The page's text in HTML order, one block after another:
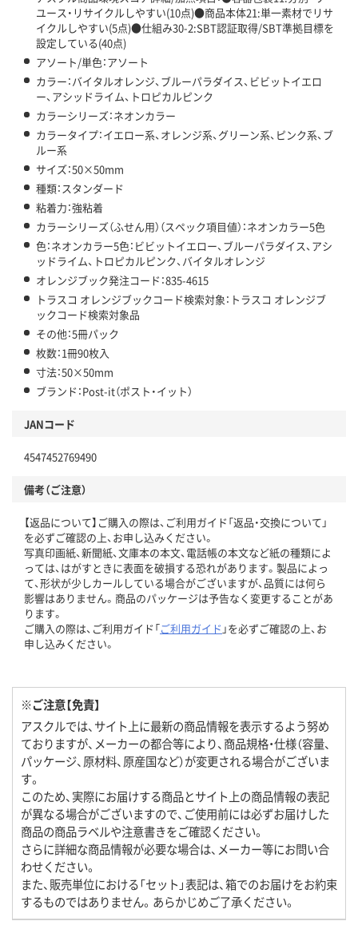
ユース・リサイクルしやすい(10点)●商品本体21:単一素材でリサ
イクルしやすい(5点)●仕組み30-2:SBT認証取得/SBT準拠目標を
設定している(40点)
アソート/単色：アソート
カラー：バイタルオレンジ、ブルーパラダイス、ビビットイエロ
ー、アシッドライム、トロピカルピンク
カラーシリーズ：ネオンカラー
カラータイプ：イエロー系、オレンジ系、グリーン系、ピンク系、ブ
ルー系
サイズ：50×50mm
種類：スタンダード
粘着力：強粘着
カラーシリーズ（ふせん用）（スペック項目値）：ネオンカラー5色
色：ネオンカラー5色：ビビットイエロー、ブルーパラダイス、アシ
ッドライム、トロピカルピンク、バイタルオレンジ
オレンジブック発注コード：835-4615
トラスコ オレンジブックコード検索対象：トラスコ オレンジブ
ックコード検索対象品
その他：5冊パック
枚数：1冊90枚入
寸法：50×50mm
ブランド：Post-it（ポスト・イット）
JANコード
4547452769490
備考（ご注意）
【返品について】ご購入の際は、ご利用ガイド「返品・交換について」
を必ずご確認の上、お申し込みください。
写真印画紙、新聞紙、文庫本の本文、電話帳の本文など紙の種類によ
っては、はがすときに表面を破損する恐れがあります。製品によっ
て、形状が少しカールしている場合がございますが、品質には何ら
影響はありません。商品のパッケージは予告なく変更することがあ
ります。
ご購入の際は、ご利用ガイド「ご利用ガイド 」を必ずご確認の上、お
申し込みください。
※ご注意【免責】
アスクルでは、サイト上に最新の商品情報を表示するよう努め
ておりますが、メーカーの都合等により、商品規格・仕様（容量、
パッケージ、原材料、原産国など）が変更される場合がございま
す。
このため、実際にお届けする商品とサイト上の商品情報の表記
が異なる場合がございますので、ご使用前には必ずお届けした
商品の商品ラベルや注意書きをご確認ください。
さらに詳細な商品情報が必要な場合は、メーカー等にお問い合
わせください。
また、販売単位における「セット」表記は、箱でのお届けをお約束
するものではありません。あらかじめご了承ください。